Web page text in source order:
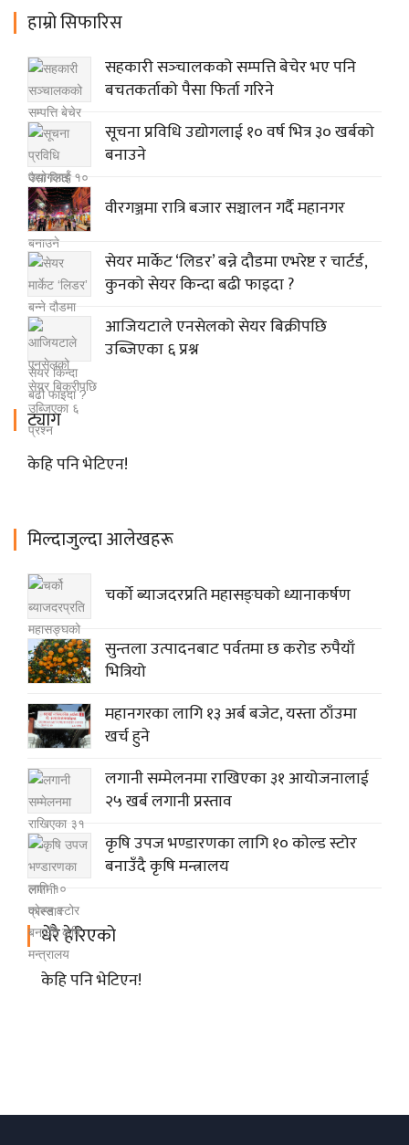
हाम्रो सिफारिस
सहकारी सञ्‍चालकको सम्पत्ति बेचेर भए पनि
बचतकर्ताको पैसा फिर्ता गरिने
सूचना प्रविधि उद्योगलाई १० वर्ष भित्र ३० खर्बको
बनाउने
वीरगञ्जमा रात्रि बजार सञ्चालन गर्दै महानगर
सेयर मार्केट ‘लिडर’ बन्ने दौडमा एभरेष्ट र चार्टर्ड,
कुनको सेयर किन्दा बढी फाइदा ?
आजियटाले एनसेलको सेयर बिक्रीपछि
उब्जिएका ६ प्रश्न
ट्याग
केहि पनि भेटिएन!
मिल्दाजुल्दा आलेखहरू
चर्को ब्याजदरप्रति महासङ्घको ध्यानाकर्षण
सुन्तला उत्पादनबाट पर्वतमा छ करोड रुपैयाँ
भित्रियो
महानगरका लागि १३ अर्ब बजेट, यस्ता ठाँउमा
खर्च हुने
लगानी सम्मेलनमा राखिएका ३१ आयोजनालाई
२५ खर्ब लगानी प्रस्ताव
कृषि उपज भण्डारणका लागि १० काेल्ड स्टोर
बनाउँदै कृषि मन्त्रालय
धेरै हेरिएको
केहि पनि भेटिएन!